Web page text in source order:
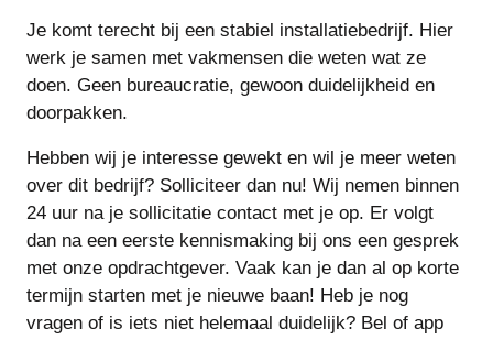
Je komt terecht bij een stabiel installatiebedrijf. Hier
werk je samen met vakmensen die weten wat ze
doen. Geen bureaucratie, gewoon duidelijkheid en
doorpakken.
Hebben wij je interesse gewekt en wil je meer weten
over dit bedrijf? Solliciteer dan nu! Wij nemen binnen
24 uur na je sollicitatie contact met je op. Er volgt
dan na een eerste kennismaking bij ons een gesprek
met onze opdrachtgever. Vaak kan je dan al op korte
termijn starten met je nieuwe baan! Heb je nog
vragen of is iets niet helemaal duidelijk? Bel of app